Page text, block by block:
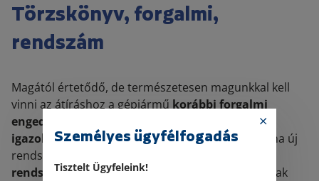
Törzskönyv, forgalmi,
rendszám
Magától értetődő, de természetesen magunkkal kell
vinni az átíráshoz a gépjármű korábbi forgalmi
engedélyét és törzskönyvét, személyi
igazolványunkat és lakcímkártyánkat, illetve, ha új
rendszámtábla kiadására is sor kerül, az
rendszámtáblát, az igazgatási szolgáltatási díjának
Személyes ügyfélfogadás
Tisztelt Ügyfeleink!